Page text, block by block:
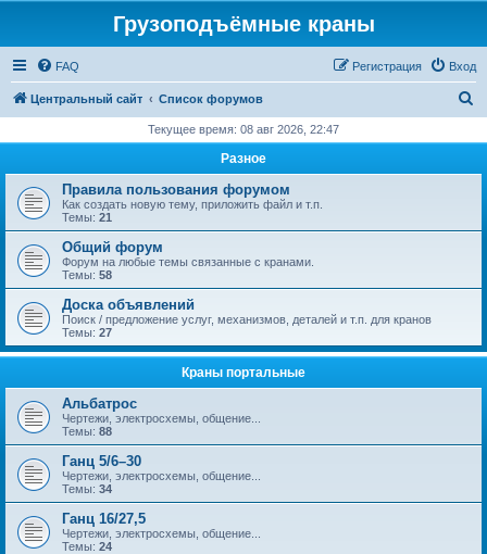
Грузоподъёмные краны
FAQ Вход
Регистрация
Центральный сайт Список форумов
с
Текущее время: 08 авг 2026, 22:47
Разное
Правила пользования форумом
Как создать новую тему, приложить файл и т.п.
Темы: 21
Общий форум
Форум на любые темы связанные с кранами.
Темы: 58
Доска объявлений
Поиск / предложение услуг, механизмов, деталей и т.п. для кранов
Темы: 27
Краны портальные
Альбатрос
Чертежи, электросхемы, общение...
Темы: 88
Ганц 5/6–30
Чертежи, электросхемы, общение...
Темы: 34
Ганц 16/27,5
Чертежи, электросхемы, общение...
Темы: 24